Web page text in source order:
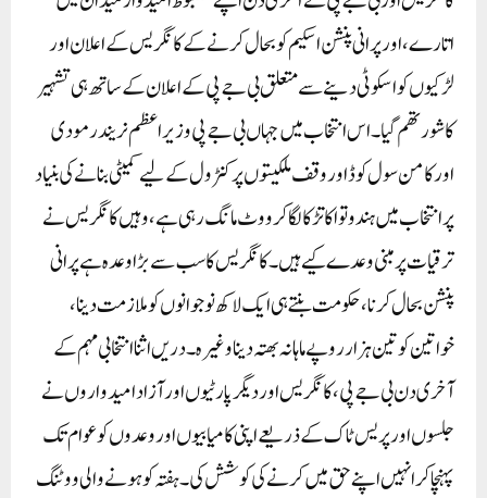
اتارے، اور پرانی پنشن اسکیم کو بحال کرنے کے کانگریس کے اعلان اور
لڑکیوں کو اسکوٹی دینے سے متعلق بی جے پی کے اعلان کے ساتھ ہی تشہیر
کا شور تھم گیا۔اس انتخاب میں جہاں بی جے پی وزیر اعظم نریندر مودی
اور کامن سول کوڈ اور وقف ملکیتوں پر کنٹرول کے لیے کمیٹی بنانے کی بنیاد
پر انتخاب میں ہندوتوا کا تڑکا لگا کر ووٹ مانگ رہی ہے، وہیں کانگریس نے
ترقیات پر مبنی وعدے کیے ہیں۔ کانگریس کا سب سے بڑا وعدہ ہے پرانی
پنشن بحال کرنا، حکومت بنتے ہی ایک لاکھ نوجوانوں کو ملازمت دینا،
خواتین کو تین ہزار روپے ماہانہ بھتہ دینا وغیرہ۔ دریں اثنا انتخابی مہم کے
آخری دن بی جے پی، کانگریس اور دیگر پارٹیوں اور آزاد امیدواروں نے
جلسوں اور پریس ٹاک کے ذریعے اپنی کامیابیوں اور وعدوں کو عوام تک
پہنچا کر انہیں اپنے حق میں کرنے کی کوشش کی۔ہفتہ کو ہونے والی ووٹنگ